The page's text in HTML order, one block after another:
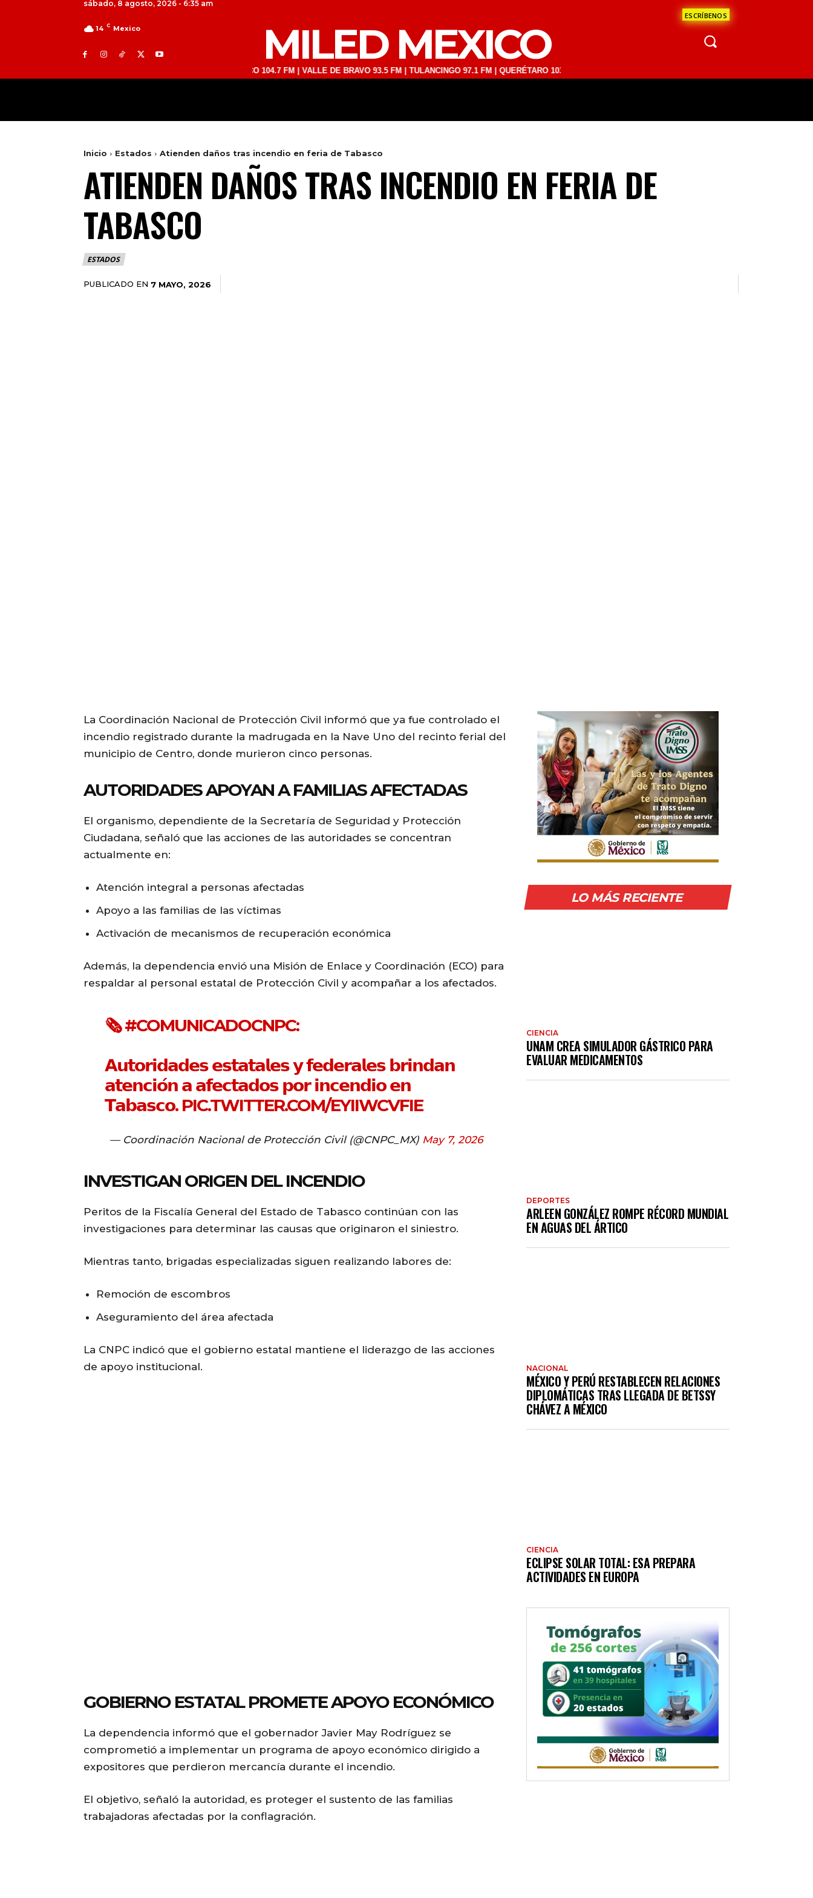
sábado, 8 agosto, 2026 - 6:35 am
ESCRÍBENOS
14 C Mexico MILED MEXICO
TOLUCA 98.9 FM | ATLACOMULCO 104.7 FM | VALLE DE BRAVO 93.5 FM | TULANCINGO 97.1 FM | QUERÉTARO 103.1 FM | SAN JUAN DEL RÍO 93.1 FM | GUADALAJARA 1510 AM | LA PAZ
Inicio Estados Atienden daños tras incendio en feria de Tabasco
ATIENDEN DAÑOS TRAS INCENDIO EN FERIA DE
TABASCO
ESTADOS
PUBLICADO EN 7 MAYO, 2026
La Coordinación Nacional de Protección Civil informó que ya fue controlado el
incendio registrado durante la madrugada en la Nave Uno del recinto ferial del
municipio de Centro, donde murieron cinco personas.
AUTORIDADES APOYAN A FAMILIAS AFECTADAS
El organismo, dependiente de la Secretaría de Seguridad y Protección
Ciudadana, señaló que las acciones de las autoridades se concentran
actualmente en:
Atención integral a personas afectadas
Apoyo a las familias de las víctimas
Activación de mecanismos de recuperación económica
Además, la dependencia envió una Misión de Enlace y Coordinación (ECO) para
respaldar al personal estatal de Protección Civil y acompañar a los afectados.
🗞️#COMUNICADOCNPC:
𝗔𝘂𝘁𝗼𝗿𝗶𝗱𝗮𝗱𝗲𝘀 𝗲𝘀𝘁𝗮𝘁𝗮𝗹𝗲𝘀 𝘆 𝗳𝗲𝗱𝗲𝗿𝗮𝗹𝗲𝘀 𝗯𝗿𝗶𝗻𝗱𝗮𝗻
𝗮𝘁𝗲𝗻𝗰𝗶𝗼́𝗻 𝗮 𝗮𝗳𝗲𝗰𝘁𝗮𝗱𝗼𝘀 𝗽𝗼𝗿 𝗶𝗻𝗰𝗲𝗻𝗱𝗶𝗼 𝗲𝗻
𝗧𝗮𝗯𝗮𝘀𝗰𝗼. PIC.TWITTER.COM/EYIIWCVFIE
— Coordinación Nacional de Protección Civil (@CNPC_MX) May 7, 2026
INVESTIGAN ORIGEN DEL INCENDIO
Peritos de la Fiscalía General del Estado de Tabasco continúan con las
investigaciones para determinar las causas que originaron el siniestro.
Mientras tanto, brigadas especializadas siguen realizando labores de:
Remoción de escombros
Aseguramiento del área afectada
La CNPC indicó que el gobierno estatal mantiene el liderazgo de las acciones
de apoyo institucional.
GOBIERNO ESTATAL PROMETE APOYO ECONÓMICO
La dependencia informó que el gobernador Javier May Rodríguez se
comprometió a implementar un programa de apoyo económico dirigido a
expositores que perdieron mercancía durante el incendio.
El objetivo, señaló la autoridad, es proteger el sustento de las familias
trabajadoras afectadas por la conflagración.
LO MÁS RECIENTE
CIENCIA
UNAM CREA SIMULADOR GÁSTRICO PARA
EVALUAR MEDICAMENTOS
DEPORTES
ARLEEN GONZÁLEZ ROMPE RÉCORD MUNDIAL
EN AGUAS DEL ÁRTICO
NACIONAL
MÉXICO Y PERÚ RESTABLECEN RELACIONES
DIPLOMÁTICAS TRAS LLEGADA DE BETSSY
CHÁVEZ A MÉXICO
CIENCIA
ECLIPSE SOLAR TOTAL: ESA PREPARA
ACTIVIDADES EN EUROPA